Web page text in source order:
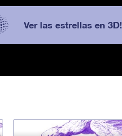
Ver las estrellas en 3D!